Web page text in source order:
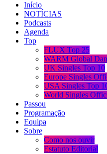
Início
NOTÍCIAS
Podcasts
Agenda
Top
FLUX Top 25
WARM Global
UK Singles Top 10
Europe Singles
USA Singles Top
World Singles
Passou
Programação
Equipa
Sobre
Como nos ouvir
Estatuto Editorial